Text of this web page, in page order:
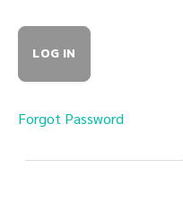
Forgot Password